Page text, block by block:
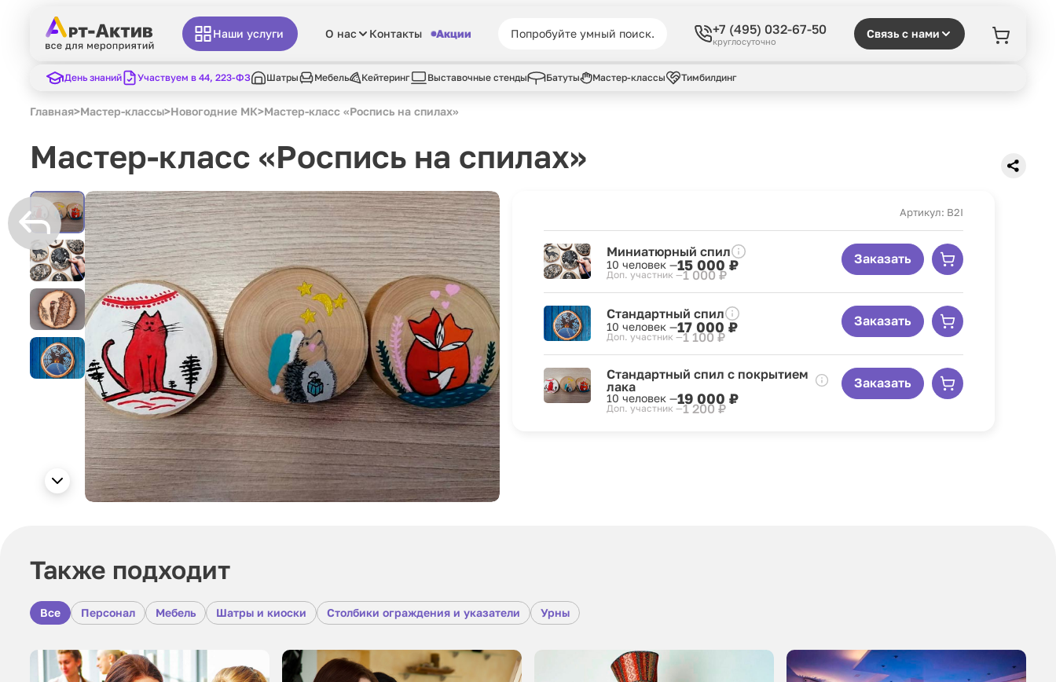
Наши услуги О нас Контакты Акции +7 (495) 032-67-50
круглосуточно
Связь с нами
День знаний Участвуем в 44, 223-ФЗ Шатры Мебель Кейтеринг Выставочные стенды Батуты Мастер-классы Тимбилдинг
Главная>Мастер-классы>Новогодние МК>Мастер-класс «Роспись на спилах»
Мастер-класс «Роспись на спилах»
Артикул: B2I
Миниатюрный спил
10 человек —15 000 ₽
Доп. участник —1 000 ₽
Заказать
Стандартный спил
10 человек —17 000 ₽
Доп. участник —1 100 ₽
Заказать
Стандартный спил с покрытием
лака
10 человек —19 000 ₽
Доп. участник —1 200 ₽
Заказать
Также подходит
Все Персонал Мебель Шатры и киоски Столбики ограждения и указатели Урны